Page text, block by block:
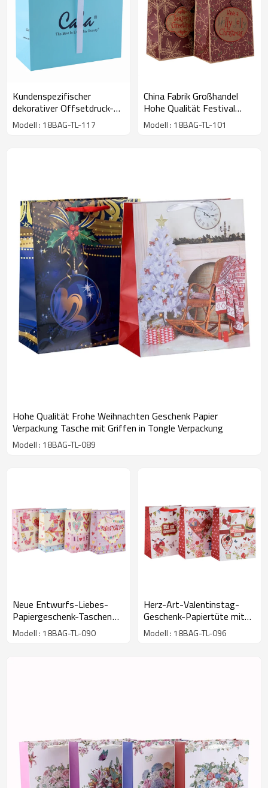
Kundenspezifischer
dekorativer Offsetdruck-
Luxusgeschenk-
Papppapier-Tasche mit
Modell : 18BAG-TL-117
China Fabrik Großhandel
Hohe Qualität Festival
Weihnachtsgeschenk
Papiertüte mit 2 Designs
Modell : 18BAG-TL-101
Hohe Qualität Frohe Weihnachten Geschenk Papier
Verpackung Tasche mit Griffen in Tongle Verpackung
Modell : 18BAG-TL-089
Neue Entwurfs-Liebes-
Papiergeschenk-Taschen
und -Einkaufstaschen für
Valentinstag in der Tongle-
Modell : 18BAG-TL-090
Herz-Art-Valentinstag-
Geschenk-Papiertüte mit
benutzerdefinierten Logo
mit Hang-Tag mit
Modell : 18BAG-TL-096